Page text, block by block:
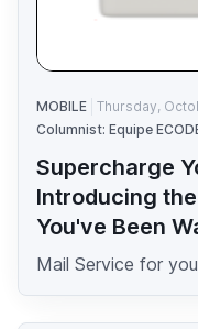
MOBILE Thursday,
Columnist: Equipe
Supercharge
Introducing
You've Been
Mail Service for